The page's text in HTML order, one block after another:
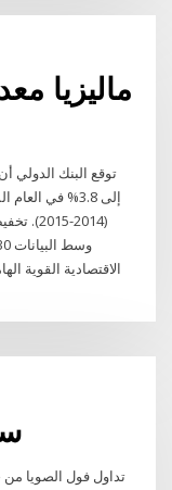
توقع البنك الدولي
(2014-
الاقتصادية القوية
تداول فول الصويا